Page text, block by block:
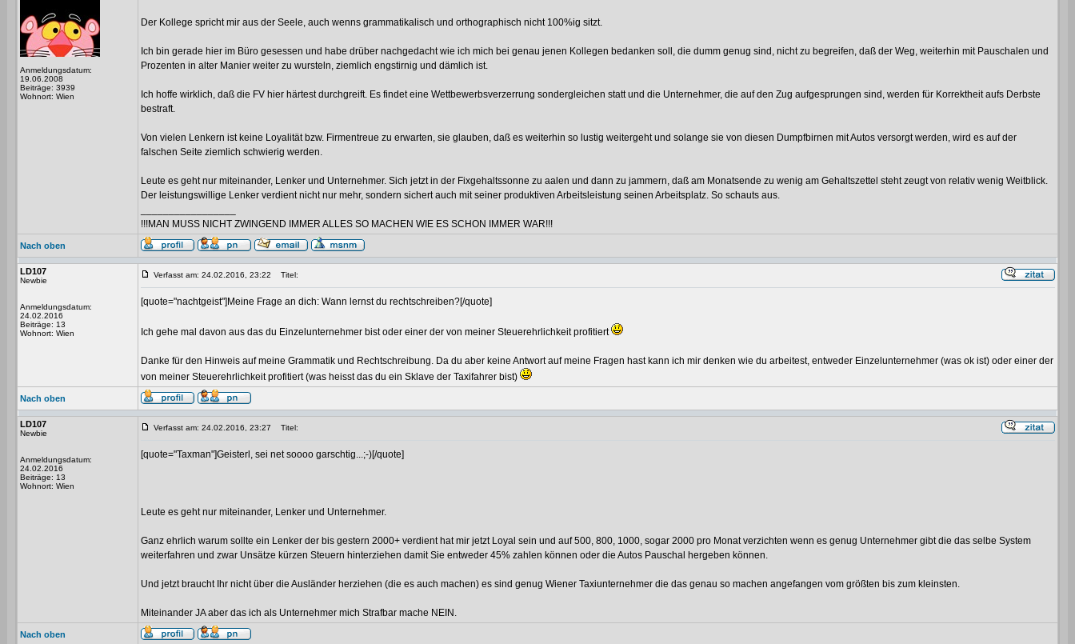
Anmeldungsdatum:
19.06.2008
Beiträge: 3939
Wohnort: Wien
Der Kollege spricht mir aus der Seele, auch wenns grammatikalisch und orthographisch nicht 100%ig sitzt.
Ich bin gerade hier im Büro gesessen und habe drüber nachgedacht wie ich mich bei genau jenen Kollegen bedanken soll, die dumm genug sind, nicht zu begreifen, daß der Weg, weiterhin mit Pauschalen und
Prozenten in alter Manier weiter zu wursteln, ziemlich engstirnig und dämlich ist.
Ich hoffe wirklich, daß die FV hier härtest durchgreift. Es findet eine Wettbewerbsverzerrung sondergleichen statt und die Unternehmer, die auf den Zug aufgesprungen sind, werden für Korrektheit aufs Derbste
bestraft.
Von vielen Lenkern ist keine Loyalität bzw. Firmentreue zu erwarten, sie glauben, daß es weiterhin so lustig weitergeht und solange sie von diesen Dumpfbirnen mit Autos versorgt werden, wird es auf der
falschen Seite ziemlich schwierig werden.
Leute es geht nur miteinander, Lenker und Unternehmer. Sich jetzt in der Fixgehaltssonne zu aalen und dann zu jammern, daß am Monatsende zu wenig am Gehaltszettel steht zeugt von relativ wenig Weitblick.
Der leistungswillige Lenker verdient nicht nur mehr, sondern sichert auch mit seiner produktiven Arbeitsleistung seinen Arbeitsplatz. So schauts aus.
!!!MAN MUSS NICHT ZWINGEND IMMER ALLES SO MACHEN WIE ES SCHON IMMER WAR!!!
Nach oben
LD107
Newbie
Anmeldungsdatum:
24.02.2016
Beiträge: 13
Wohnort: Wien
Verfasst am: 24.02.2016, 23:22 Titel:
[quote="nachtgeist"]Meine Frage an dich: Wann lernst du rechtschreiben?[/quote]
Ich gehe mal davon aus das du Einzelunternehmer bist oder einer der von meiner Steuerehrlichkeit profitiert
Danke für den Hinweis auf meine Grammatik und Rechtschreibung. Da du aber keine Antwort auf meine Fragen hast kann ich mir denken wie du arbeitest, entweder Einzelunternehmer (was ok ist) oder einer der
von meiner Steuerehrlichkeit profitiert (was heisst das du ein Sklave der Taxifahrer bist)
Nach oben
LD107
Newbie
Anmeldungsdatum:
24.02.2016
Beiträge: 13
Wohnort: Wien
Verfasst am: 24.02.2016, 23:27 Titel:
[quote="Taxman"]Geisterl, sei net soooo garschtig...;-)[/quote]
Leute es geht nur miteinander, Lenker und Unternehmer.
Ganz ehrlich warum sollte ein Lenker der bis gestern 2000+ verdient hat mir jetzt Loyal sein und auf 500, 800, 1000, sogar 2000 pro Monat verzichten wenn es genug Unternehmer gibt die das selbe System
weiterfahren und zwar Unsätze kürzen Steuern hinterziehen damit Sie entweder 45% zahlen können oder die Autos Pauschal hergeben können.
Und jetzt braucht Ihr nicht über die Ausländer herziehen (die es auch machen) es sind genug Wiener Taxiunternehmer die das genau so machen angefangen vom größten bis zum kleinsten.
Miteinander JA aber das ich als Unternehmer mich Strafbar mache NEIN.
Nach oben